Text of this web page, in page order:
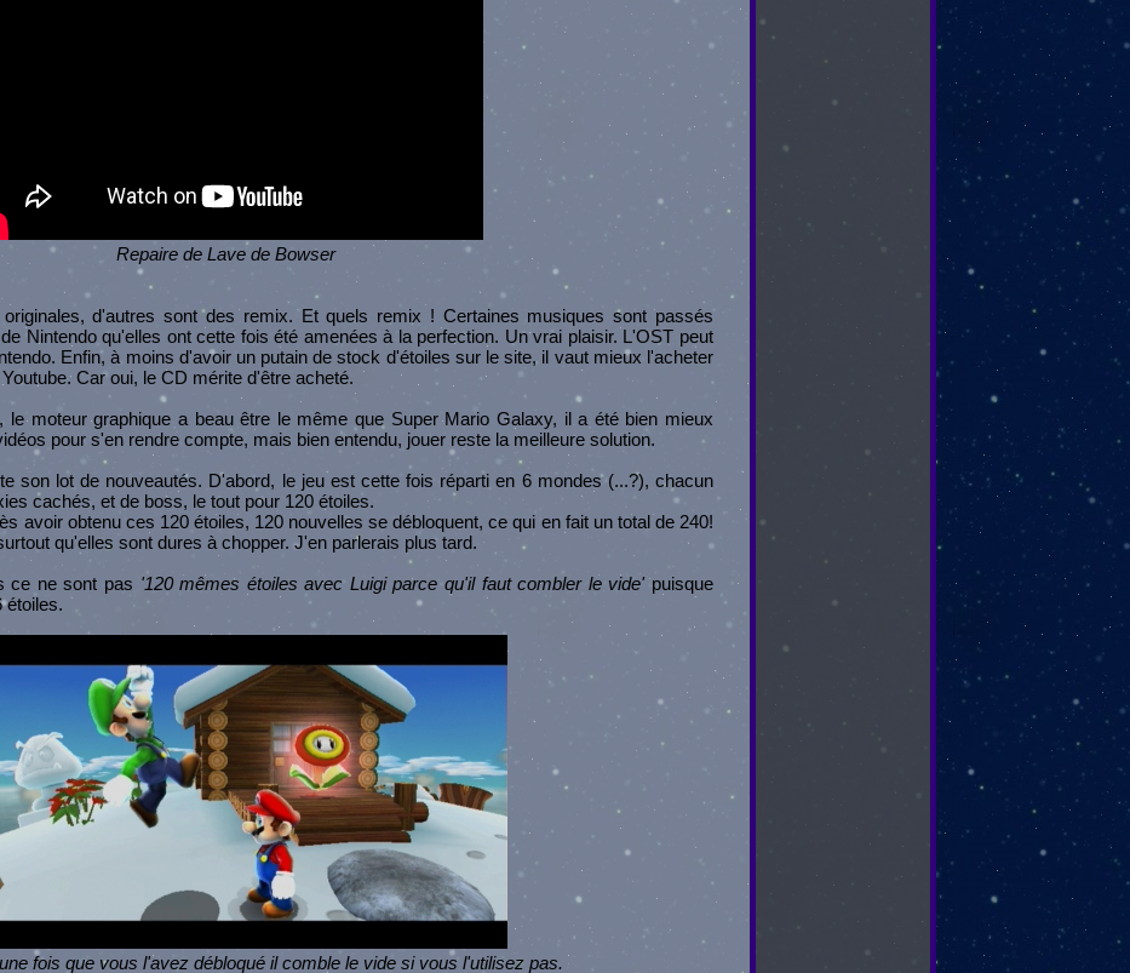
Repaire de Lave de Bowser
d'autres sont des remix. Et quels remix ! Certaines musiques sont passés
Nintendo qu'elles ont cette fois été amenées à la perfection. Un vrai plaisir. L'OST peut
Enfin, à moins d'avoir un putain de stock d'étoiles sur le site, il vaut mieux l'acheter
Car oui, le CD mérite d'être acheté.
le moteur graphique a beau être le même que Super Mario Galaxy, il a été bien mieux
pour s'en rendre compte, mais bien entendu, jouer reste la meilleure solution.
son lot de nouveautés. D'abord, le jeu est cette fois réparti en 6 mondes (...?), chacun
cachés, et de boss, le tout pour 120 étoiles.
avoir obtenu ces 120 étoiles, 120 nouvelles se débloquent, ce qui en fait un total de 240!
qu'elles sont dures à chopper. J'en parlerais plus tard.
ce ne sont pas '120 mêmes étoiles avec Luigi parce qu'il faut combler le vide' puisque
étoiles.
fois que vous l'avez débloqué il comble le vide si vous l'utilisez pas.